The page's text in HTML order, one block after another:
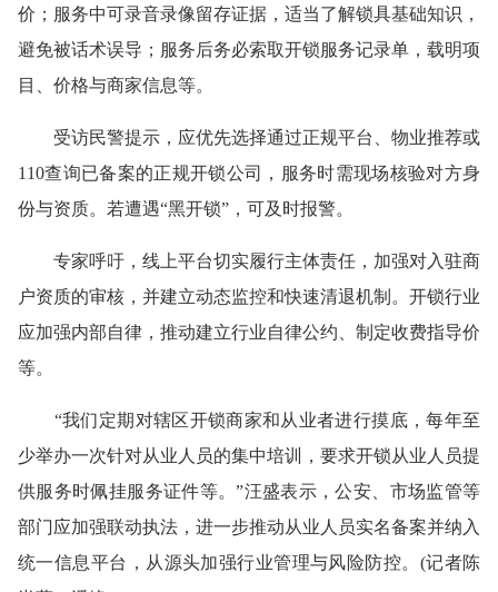
价；服务中可录音录像留存证据，适当了解锁具基础知识，
避免被话术误导；服务后务必索取开锁服务记录单，载明项
目、价格与商家信息等。
受访民警提示，应优先选择通过正规平台、物业推荐或
110查询已备案的正规开锁公司，服务时需现场核验对方身
份与资质。若遭遇“黑开锁”，可及时报警。
专家呼吁，线上平台切实履行主体责任，加强对入驻商
户资质的审核，并建立动态监控和快速清退机制。开锁行业
应加强内部自律，推动建立行业自律公约、制定收费指导价
等。
“我们定期对辖区开锁商家和从业者进行摸底，每年至
少举办一次针对从业人员的集中培训，要求开锁从业人员提
供服务时佩挂服务证件等。”汪盛表示，公安、市场监管等
部门应加强联动执法，进一步推动从业人员实名备案并纳入
统一信息平台，从源头加强行业管理与风险防控。(记者陈